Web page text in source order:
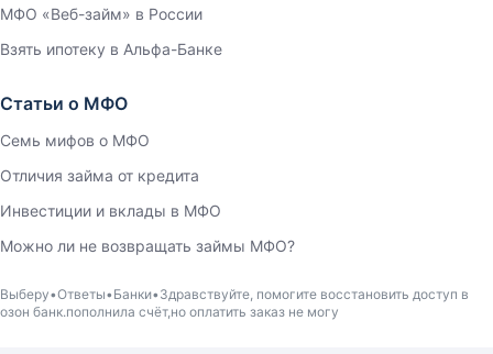
МФО «Веб-займ» в России
Взять ипотеку в Альфа-Банке
Статьи о МФО
Семь мифов о МФО
Отличия займа от кредита
Инвестиции и вклады в МФО
Можно ли не возвращать займы МФО?
Выберу Ответы Банки Здравствуйте, помогите восстановить доступ в
озон банк.пополнила счёт,но оплатить заказ не могу